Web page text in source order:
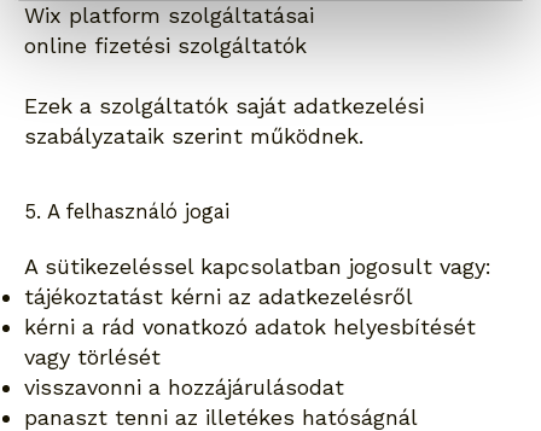
Wix platform szolgáltatásai
online fizetési szolgáltatók
Ezek a szolgáltatók saját adatkezelési
szabályzataik szerint működnek.
5. A felhasználó jogai
A sütikezeléssel kapcsolatban jogosult vagy:
tájékoztatást kérni az adatkezelésről
kérni a rád vonatkozó adatok helyesbítését
vagy törlését
visszavonni a hozzájárulásodat
panaszt tenni az illetékes hatóságnál